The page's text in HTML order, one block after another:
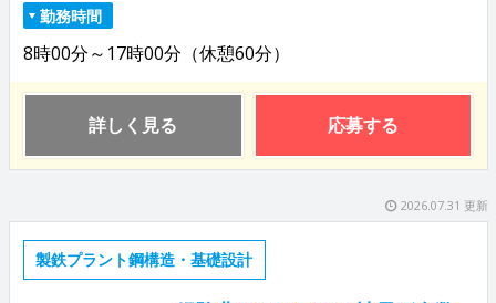
勤務時間
8時00分～17時00分（休憩60分）
詳しく見る 応募する
2026.07.31 更新
製鉄プラント鋼構造・基礎設計